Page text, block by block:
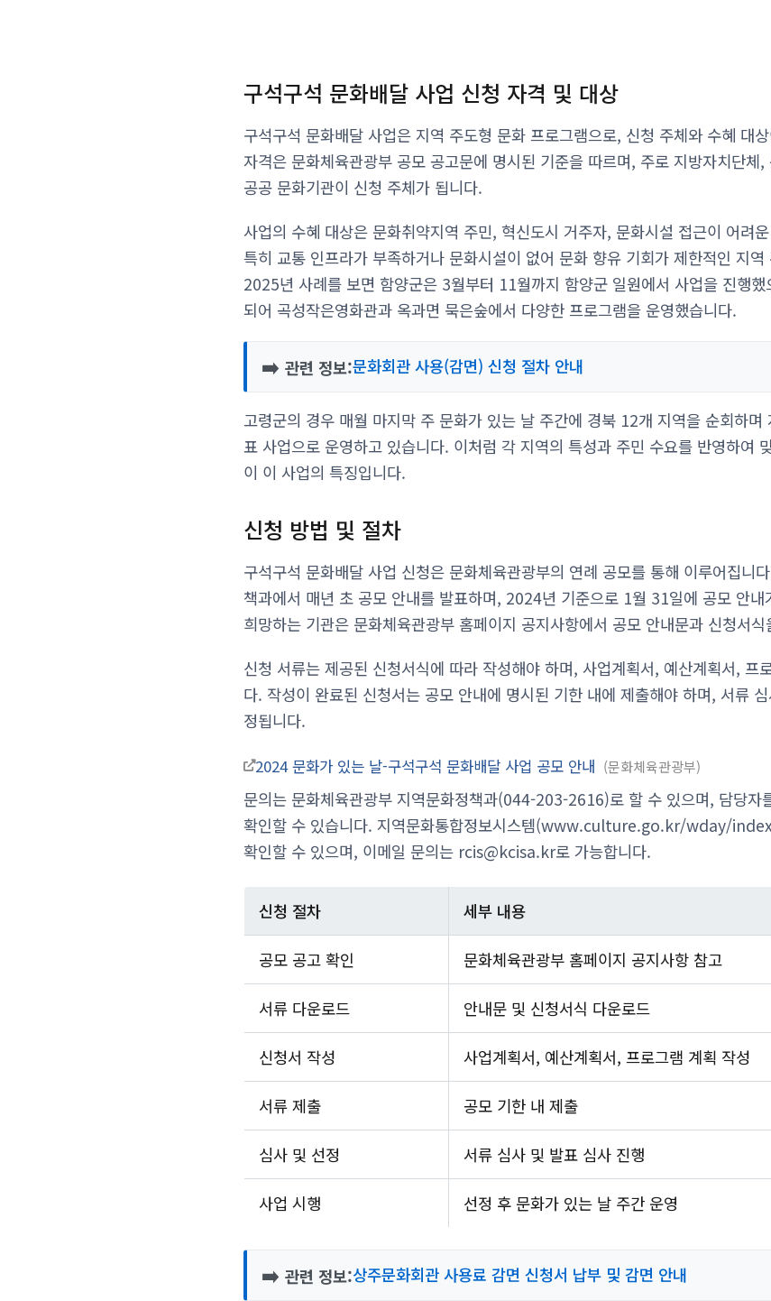
구석구석 문화배달 사업 신청 자격 및 대상
구석구석 문화배달 사업은 지역 주도형 문화 프로그램으로, 신청 주체와 수혜 대
자격은 문화체육관광부 공모 공고문에 명시된 기준을 따르며, 주로 지방자치단체
공공 문화기관이 신청 주체가 됩니다.
사업의 수혜 대상은 문화취약지역 주민, 혁신도시 거주자, 문화시설 접근이 어려
특히 교통 인프라가 부족하거나 문화시설이 없어 문화 향유 기회가 제한적인 지
2025년 사례를 보면 함양군은 3월부터 11월까지 함양군 일원에서 사업을 진행
되어 곡성작은영화관과 옥과면 묵은숲에서 다양한 프로그램을 운영했습니다.
➡️ 관련 정보:문화회관 사용(감면) 신청 절차 안내
고령군의 경우 매월 마지막 주 문화가 있는 날 주간에 경북 12개 지역을 순회하며
표 사업으로 운영하고 있습니다. 이처럼 각 지역의 특성과 주민 수요를 반영하여
이 이 사업의 특징입니다.
신청 방법 및 절차
구석구석 문화배달 사업 신청은 문화체육관광부의 연례 공모를 통해 이루어집니
책과에서 매년 초 공모 안내를 발표하며, 2024년 기준으로 1월 31일에 공모 안
희망하는 기관은 문화체육관광부 홈페이지 공지사항에서 공모 안내문과 신청서
신청 서류는 제공된 신청서식에 따라 작성해야 하며, 사업계획서, 예산계획서, 프
다. 작성이 완료된 신청서는 공모 안내에 명시된 기한 내에 제출해야 하며, 서류
정됩니다.
2024 문화가 있는 날-구석구석 문화배달 사업 공모 안내 문화체육관광부
문의는 문화체육관광부 지역문화정책과(044-203-2616)로 할 수 있으며, 담당자
확인할 수 있습니다. 지역문화통합정보시스템(www.culture.go.kr/wday/
확인할 수 있으며, 이메일 문의는 rcis@kcisa.kr로 가능합니다.
신청 절차 세부 내용
공모 공고 확인 문화체육관광부 홈페이지 공지사항 참고
서류 다운로드 안내문 및 신청서식 다운로드
신청서 작성 사업계획서, 예산계획서, 프로그램 계획 작성
서류 제출 공모 기한 내 제출
심사 및 선정 서류 심사 및 발표 심사 진행
사업 시행 선정 후 문화가 있는 날 주간 운영
➡️ 관련 정보:상주문화회관 사용료 감면 신청서 납부 및 감면 안내